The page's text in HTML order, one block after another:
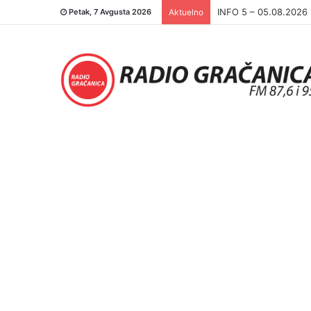
Petak, 7 Avgusta 2026 Aktuelno INFO 5 – 04.08.2026.